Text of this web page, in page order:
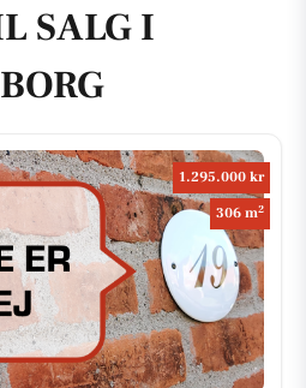
SALG I
1.295.000 kr
306 m2